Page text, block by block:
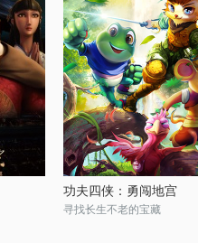
功夫四侠：勇闯地宫
寻找长生不老的宝藏